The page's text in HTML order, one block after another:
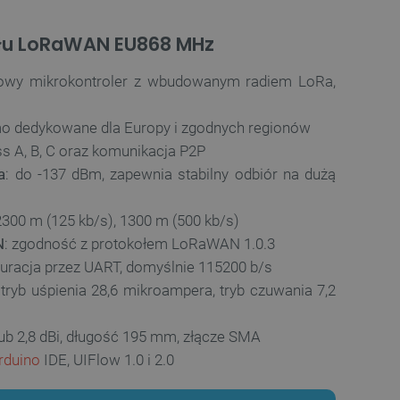
LoRaWAN EU868 MHz
mikrokontroler z wbudowanym radiem LoRa,
dedykowane dla Europy i zgodnych regionów
A, B, C oraz komunikacja P2P
: do -137 dBm, zapewnia stabilny odbiór na dużą
m (125 kb/s), 1300 m (500 kb/s)
: zgodność z protokołem LoRaWAN 1.0.3
przez UART, domyślnie 115200 b/s
uśpienia 28,6 mikroampera, tryb czuwania 7,2
2,8 dBi, długość 195 mm, złącze SMA
IDE, UIFlow 1.0 i 2.0
do przechowywania zgody
zgody
i ustawienia
ich preferencje zostaną
ludzi i botów. Jest
ponieważ
raportów na temat
ludzi i botów. Jest
ponieważ
raportów na temat
oparte na języku
przeznaczenia
sesji użytkownika.
losowo, sposób jej
witryny, ale dobrym
do zarządzania stanem